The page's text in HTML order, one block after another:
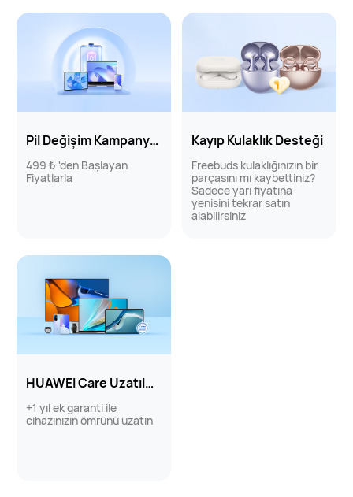
Pil Değişim Kampanyası
499 ₺ 'den Başlayan
Fiyatlarla
Kayıp Kulaklık Desteği
Freebuds kulaklığınızın bir
parçasını mı kaybettiniz?
Sadece yarı fiyatına
yenisini tekrar satın
alabilirsiniz
HUAWEI Care Uzatılmış Gar...
+1 yıl ek garanti ile
cihazınızın ömrünü uzatın